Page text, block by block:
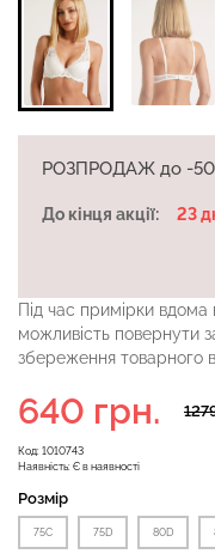
РОЗПРОДАЖ до -
До кінця акції: 23
Під час примірки вдома
можливість повернути
збереження товарного
Код: 1010743
Наявність: Є в наявності
640 грн.
Розмір
75C 75D 80D
талією TRACKS 01